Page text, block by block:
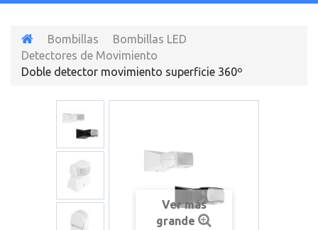
Bombillas
Bombillas LED
Detectores de Movimiento
Doble detector movimiento superficie 360º
Ver más
grande